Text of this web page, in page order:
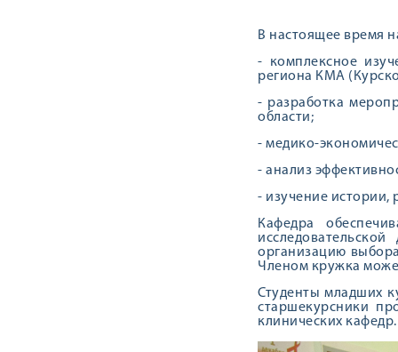
В настоящее время
- комплексное
региона КМА
- разработка
области;
- медико-
- анализ
- изучение истории,
Кафедра
организацию
Членом кружка
Студенты младших
старшекурсники
клинических кафедр.